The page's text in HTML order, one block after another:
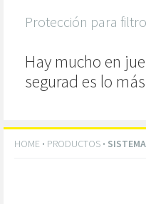
Protección para
Hay mucho en
segurad es lo
HOME · PRODUCTOS ·